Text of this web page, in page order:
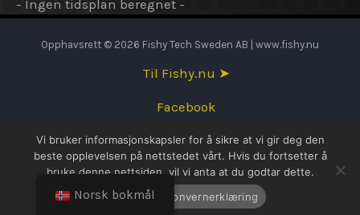
- Ingen tidsplan beregnet -
Opphavsrett © 2026 Fishy Tech Sweden AB | www.fishy.nu
Til Fishy.nu ➤
Facebook
English
Svenska
Norsk bokmål
Vi bruker informasjonskapsler for å sikre at vi gir deg den
beste opplevelsen på nettstedet vårt. Hvis du fortsetter å
bruke denne nettsiden, vil vi anta at du godtar dette.
OK
Personvernerklæring